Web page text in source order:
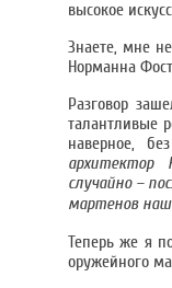
высокое
Знаете, мне
Норманна
Разговор
талантливые
наверное,
архитектор
случайно –
мартенов
Теперь же я
оружейного